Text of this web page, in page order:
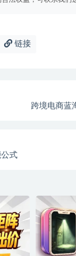
链接
跨境电商蓝
式